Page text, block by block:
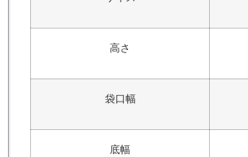
高さ
袋口幅
底幅